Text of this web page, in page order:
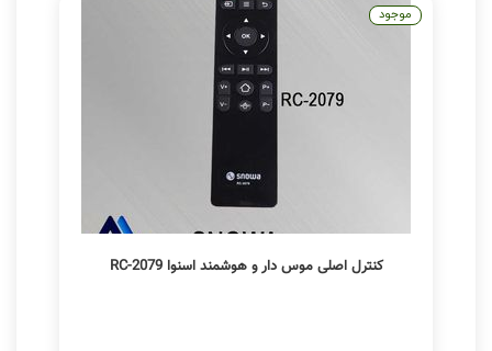
کنترل اصلی موس دار و هوشمند اسنوا RC-2079
موجود